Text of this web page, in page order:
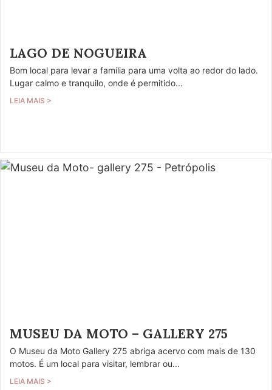
LAGO DE NOGUEIRA
Bom local para levar a família para uma volta ao redor do lado.
Lugar calmo e tranquilo, onde é permitido...
LEIA MAIS >
MUSEU DA MOTO – GALLERY 275
O Museu da Moto Gallery 275 abriga acervo com mais de 130
motos. É um local para visitar, lembrar ou...
LEIA MAIS >